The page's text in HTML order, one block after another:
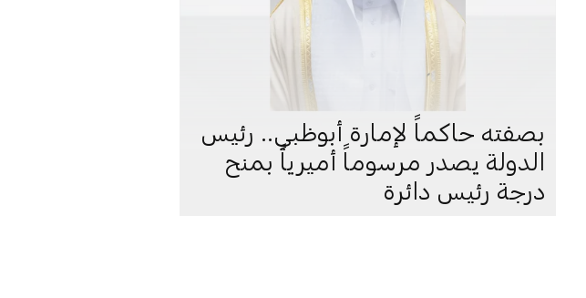
بصفته حاكماً لإمارة أبوظبي.. رئيس
الدولة يصدر مرسوماً أميرياً بمنح
درجة رئيس دائرة